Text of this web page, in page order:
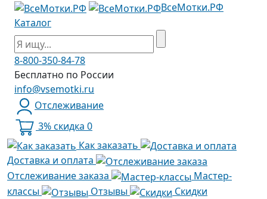
ВсеМотки.РФ
Каталог
8-800-350-84-78
Бесплатно по России
info@vsemotki.ru
Отслеживание
3% скидка 0
Как заказать
Доставка и оплата
Отслеживание заказа
Мастер-
классы
Отзывы
Скидки